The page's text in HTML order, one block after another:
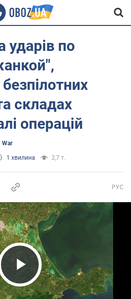
ударів по
складах
операцій
War
1 хвилина 2,7 т.
РУС
Play Video